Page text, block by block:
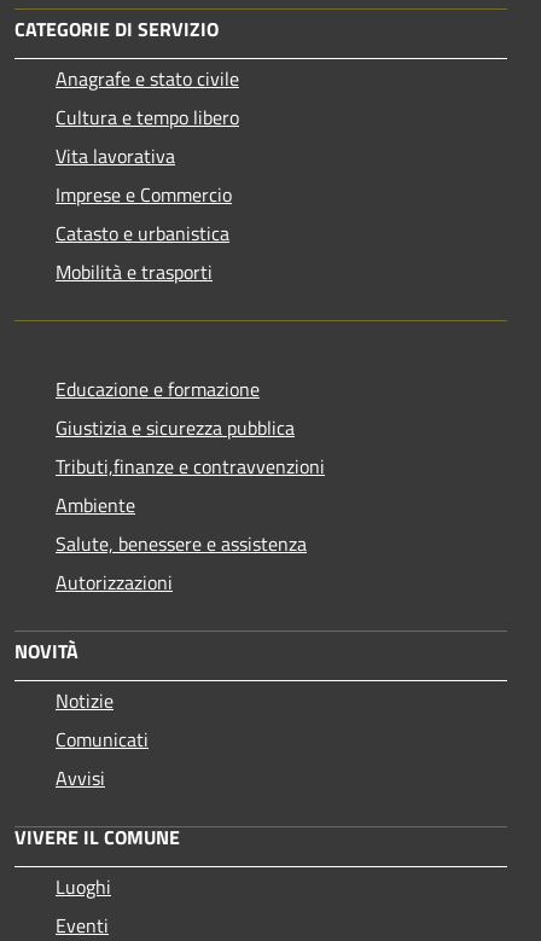
CATEGORIE DI SERVIZIO
Anagrafe e stato civile
Cultura e tempo libero
Vita lavorativa
Imprese e Commercio
Catasto e urbanistica
Mobilità e trasporti
Educazione e formazione
Giustizia e sicurezza pubblica
Tributi,finanze e contravvenzioni
Ambiente
Salute, benessere e assistenza
Autorizzazioni
NOVITÀ
Notizie
Comunicati
Avvisi
VIVERE IL COMUNE
Luoghi
Eventi